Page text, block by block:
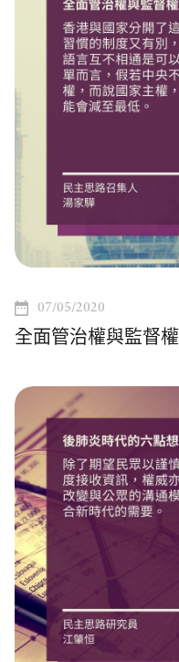
07/05/2020
全面管治權與監督權